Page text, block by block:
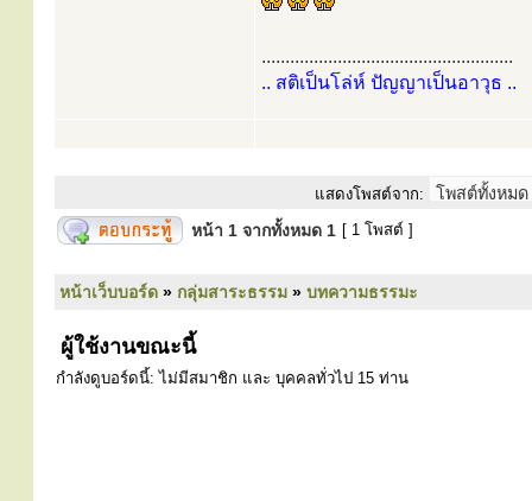
.....................................................
.. สติเป็นโล่ห์ ปัญญาเป็นอาวุธ ..
แสดงโพสต์จาก:
หน้า 1 จากทั้งหมด 1 [ 1 โพสต์ ]
หน้าเว็บบอร์ด » กลุ่มสาระธรรม » บทความธรรมะ
ผู้ใช้งานขณะนี้
กำลังดูบอร์ดนี้: ไม่มีสมาชิก และ บุคคลทั่วไป 15 ท่าน